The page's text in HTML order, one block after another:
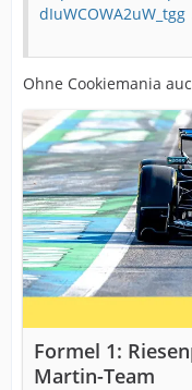
dIuWCOWA2uW_tgg
Ohne Cookiemania
Formel 1:
Martin-Team